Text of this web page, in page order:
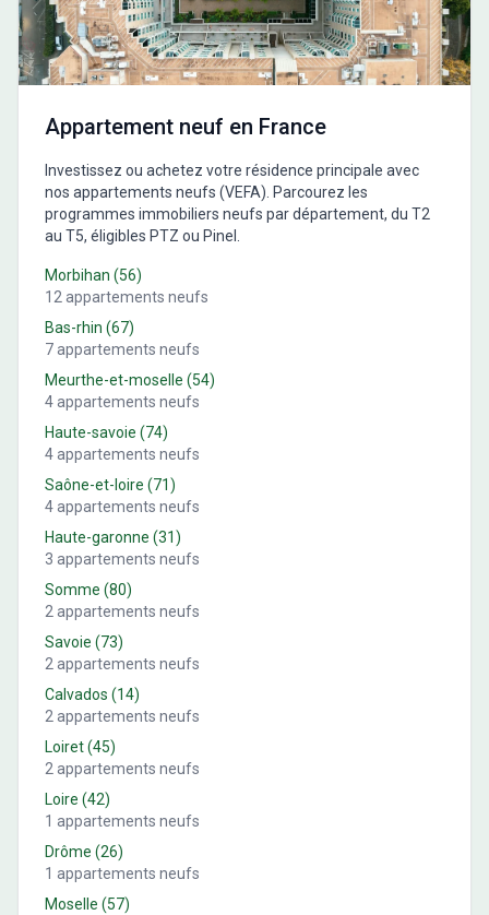
Appartement neuf en France
Investissez ou achetez votre résidence principale avec
nos appartements neufs (VEFA). Parcourez les
programmes immobiliers neufs par département, du T2
au T5, éligibles PTZ ou Pinel.
Morbihan (56)
12 appartements neufs
Bas-rhin (67)
7appartements neufs
Meurthe-et-moselle (54)
4appartements neufs
Haute-savoie (74)
4appartements neufs
Saône-et-loire (71)
4appartements neufs
Haute-garonne (31)
3 appartements neufs
Somme (80)
2 appartements neufs
Savoie (73)
2 appartements neufs
Calvados (14)
2 appartements neufs
Loiret(45)
2 appartements neufs
Loire (42)
1 appartements neufs
Drôme (26)
1 appartements neufs
Moselle (57)